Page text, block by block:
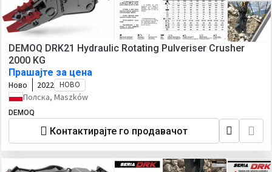
DEMOQ DRK21 Hydraulic Rotating Pulveriser Crusher
2000 KG
Прашајте за цена
Ново 2022 НОВО
Полска, Maszków
DEMOQ
Контактирајте го продавачот